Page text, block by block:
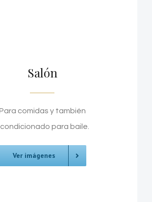
Salón
comidas y también
para baile.
Ver imágenes